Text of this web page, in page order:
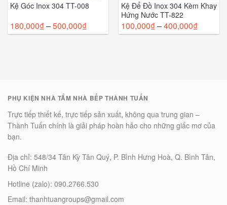
Kệ Góc Inox 304 TT-008
180,000₫–500,000₫
Kệ Để Đồ Inox 304 Kèm Khay
Hứng Nước TT-822
100,000₫–400,000₫
PHỤ KIỆN NHÀ TẮM NHÀ BẾP THÀNH TUẤN
Trực tiếp thiết kế, trực tiếp sản xuất, không qua trung gian –
Thành Tuấn chính là giải pháp hoàn hảo cho những giấc mơ của
bạn.
Địa chỉ: 548/34 Tân Kỳ Tân Quý, P. Bình Hưng Hoà, Q. Bình Tân,
Hồ Chí Minh
Hotline (zalo): 090.2766.530
Email: thanhtuangroups@gmail.com